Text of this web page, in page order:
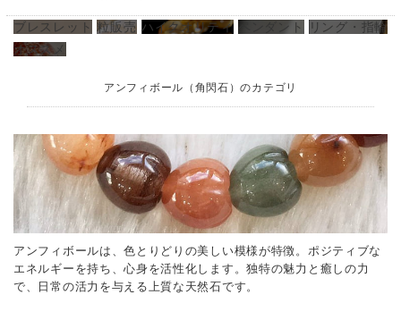
ブレスレット 粒販売 ハイクオリティ ペンダント
リング・指輪
オススメ
アンフィボール（角閃石）のカテゴリ
アンフィボールは、色とりどりの美しい模様が特徴。ポジティブな
エネルギーを持ち、心身を活性化します。独特の魅力と癒しの力
で、日常の活力を与える上質な天然石です。